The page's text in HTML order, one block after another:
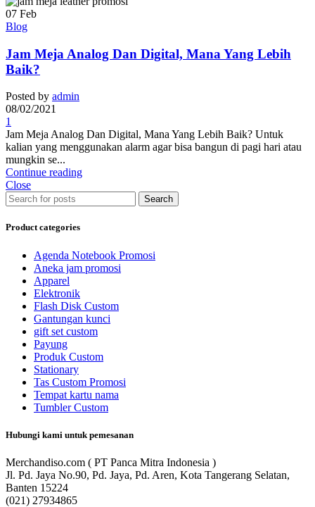
07 Feb
Blog
Jam Meja Analog Dan Digital, Mana Yang Lebih
Baik?
Posted by admin
08/02/2021
1
Jam Meja Analog Dan Digital, Mana Yang Lebih Baik? Untuk
kalian yang menggunakan alarm agar bisa bangun di pagi hari atau
mungkin se...
Continue reading
Close
Search
Product categories
Agenda Notebook Promosi
Aneka jam promosi
Apparel
Elektronik
Flash Disk Custom
Gantungan kunci
gift set custom
Payung
Produk Custom
Stationary
Tas Custom Promosi
Tempat kartu nama
Tumbler Custom
Hubungi kami untuk pemesanan
Merchandiso.com ( PT Panca Mitra Indonesia )
Jl. Pd. Jaya No.90, Pd. Jaya, Pd. Aren, Kota Tangerang Selatan,
Banten 15224
(021) 27934865